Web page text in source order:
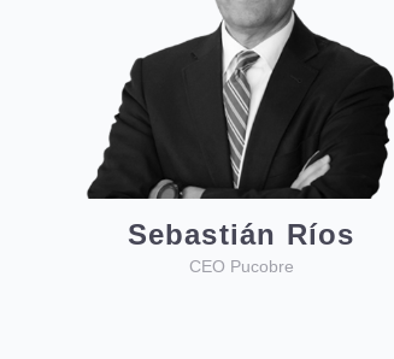
Gonzalo Guerrero
Presidente de SQM